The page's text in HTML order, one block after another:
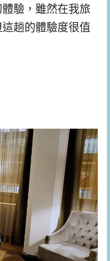
驗，雖然在我旅
趟的體驗度很值